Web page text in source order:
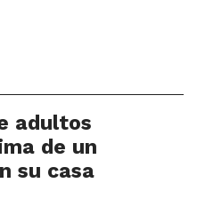
adultos
de un
su casa